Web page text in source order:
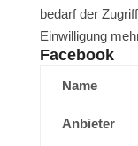
bedarf der
Einwilligung
Facebook
Name
Anbieter